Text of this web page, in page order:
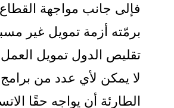
فإلى جانب مواجهة القطاع
برمّته أزمة تمويل غير
تقليص الدول تمويل العمل
لا يمكن لأي عدد من برامج
الطارئة أن يواجه حقًا